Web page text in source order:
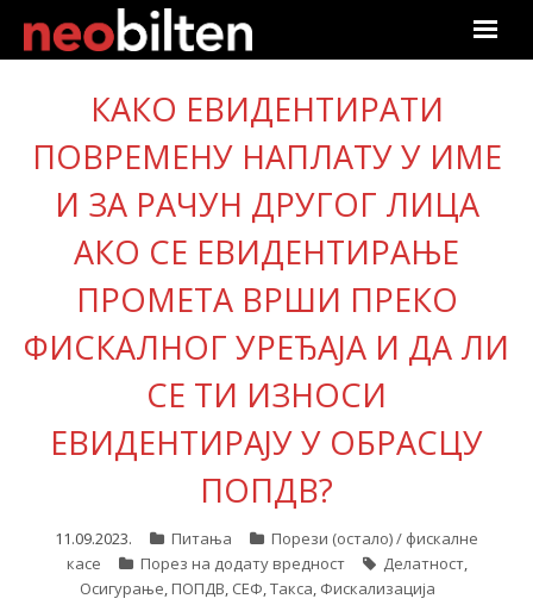
Почетна
Претрага
Актуелно
Подаци
Претплата
КАКО ЕВИДЕНТИРАТИ
ПОВРЕМЕНУ НАПЛАТУ У ИМЕ
И ЗА РАЧУН ДРУГОГ ЛИЦА
АКО СЕ ЕВИДЕНТИРАЊЕ
ПРОМЕТА ВРШИ ПРЕКО
ФИСКАЛНОГ УРЕЂАЈА И ДА ЛИ
СЕ ТИ ИЗНОСИ
ЕВИДЕНТИРАЈУ У ОБРАСЦУ
ПОПДВ?
11.09.2023. Питања
Порези (остало) / фискалне
касе
Порез на додату вредност Делатност,
Осигурање, ПОПДВ, СЕФ,Такса, Фискализација